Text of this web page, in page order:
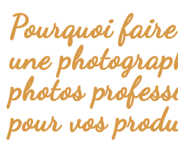
Pourquoi
une
photos
pour vos